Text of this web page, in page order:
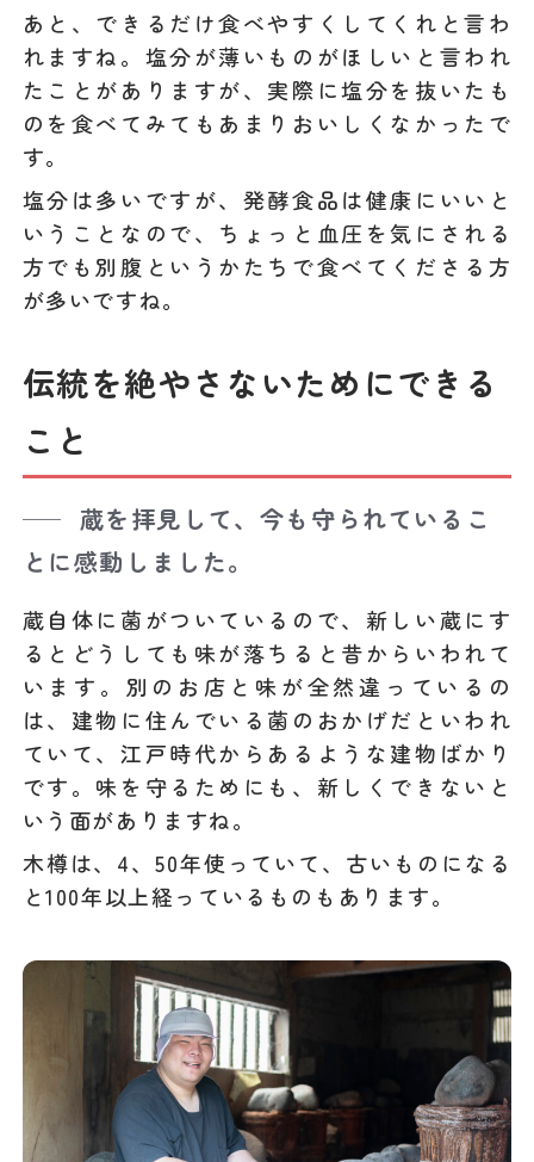
あと、できるだけ食べやすくしてくれと言わ
れますね。塩分が薄いものがほしいと言われ
たことがありますが、実際に塩分を抜いたも
のを食べてみてもあまりおいしくなかったで
す。
塩分は多いですが、発酵食品は健康にいいと
いうことなので、ちょっと血圧を気にされる
方でも別腹というかたちで食べてくださる方
が多いですね。
伝統を絶やさないためにできる
こと
蔵を拝見して、今も守られているこ
とに感動しました。
蔵自体に菌がついているので、新しい蔵にす
るとどうしても味が落ちると昔からいわれて
います。別のお店と味が全然違っているの
は、建物に住んでいる菌のおかげだといわれ
ていて、江戸時代からあるような建物ばかり
です。味を守るためにも、新しくできないと
いう面がありますね。
木樽は、4、50年使っていて、古いものになる
と100年以上経っているものもあります。